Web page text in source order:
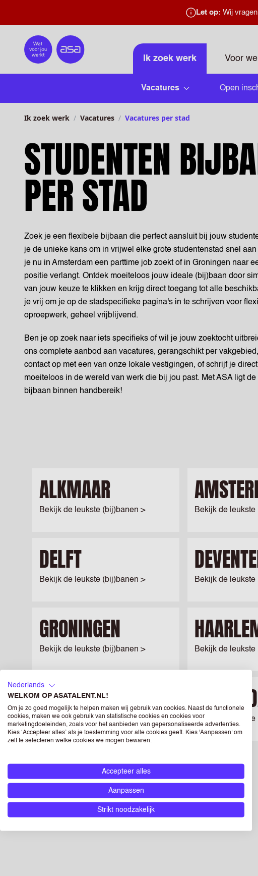
Let op: Wij
Home Ik zoek werk Voor
Vacatures
Open
Ik zoek werk Vacatures Vacatures per stad
STUDENTEN
PER STAD
Zoek je een flexibele bijbaan die perfect aansluit bij jouw
je de unieke kans om in vrijwel elke grote studentenstad snel
je nu in Amsterdam een parttime job zoekt of in Groningen naar
positie verlangt. Ontdek moeiteloos jouw ideale (bij)baan door
van jouw keuze te klikken en krijg direct toegang tot alle
je vrij om je op de stadspecifieke pagina's in te schrijven voor
oproepwerk, geheel vrijblijvend.
Ben je op zoek naar iets specifieks of wil je jouw zoektocht
ons complete aanbod aan vacatures, gerangschikt per
contact op met een van onze lokale vestigingen, of schrijf je
moeiteloos in de wereld van werk die bij jou past. Met ASA ligt
bijbaan binnen handbereik!
ALKMAAR
Bekijk de leukste (bij)banen > Bekijk de leukste
DELFT
Bekijk de leukste (bij)banen > Bekijk de leukste
GRONINGEN
Bekijk de leukste (bij)banen > Bekijk de leukste
NIJMEGEN
Bekijk de leukste (bij)banen > Bekijk de leukste
ZWOLLE
Bekijk de leukste (bij)banen >
Nederlands
WELKOM OP ASATALENT.NL!
Om je zo goed mogelijk te helpen maken wij gebruik van cookies. Naast de functionele
cookies, maken we ook gebruik van statistische cookies en cookies voor
marketingdoeleinden, zoals voor het aanbieden van gepersonaliseerde advertenties.
Kies ‘Accepteer alles’ als je toestemming voor alle cookies geeft. Kies 'Aanpassen' om
zelf te selecteren welke cookies we mogen bewaren.
Accepteer alles
Aanpassen
Strikt noodzakelijk